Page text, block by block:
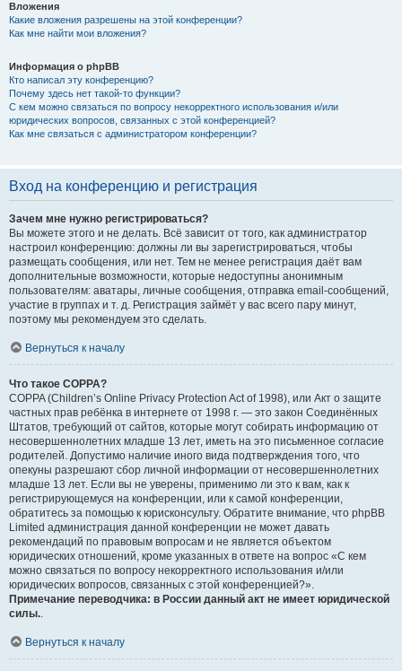
Вложения
Какие вложения разрешены на этой конференции?
Как мне найти мои вложения?
Информация о phpBB
Кто написал эту конференцию?
Почему здесь нет такой-то функции?
С кем можно связаться по вопросу некорректного использования и/или
юридических вопросов, связанных с этой конференцией?
Как мне связаться с администратором конференции?
Вход на конференцию и регистрация
Зачем мне нужно регистрироваться?
Вы можете этого и не делать. Всё зависит от того, как администратор
настроил конференцию: должны ли вы зарегистрироваться, чтобы
размещать сообщения, или нет. Тем не менее регистрация даёт вам
дополнительные возможности, которые недоступны анонимным
пользователям: аватары, личные сообщения, отправка email-сообщений,
участие в группах и т. д. Регистрация займёт у вас всего пару минут,
поэтому мы рекомендуем это сделать.
Вернуться к началу
Что такое COPPA?
COPPA (Children’s Online Privacy Protection Act of 1998), или Акт о защите
частных прав ребёнка в интернете от 1998 г. — это закон Соединённых
Штатов, требующий от сайтов, которые могут собирать информацию от
несовершеннолетних младше 13 лет, иметь на это письменное согласие
родителей. Допустимо наличие иного вида подтверждения того, что
опекуны разрешают сбор личной информации от несовершеннолетних
младше 13 лет. Если вы не уверены, применимо ли это к вам, как к
регистрирующемуся на конференции, или к самой конференции,
обратитесь за помощью к юрисконсульту. Обратите внимание, что phpBB
Limited администрация данной конференции не может давать
рекомендаций по правовым вопросам и не является объектом
юридических отношений, кроме указанных в ответе на вопрос «С кем
можно связаться по вопросу некорректного использования и/или
юридических вопросов, связанных с этой конференцией?».
Примечание переводчика: в России данный акт не имеет юридической
силы..
Вернуться к началу